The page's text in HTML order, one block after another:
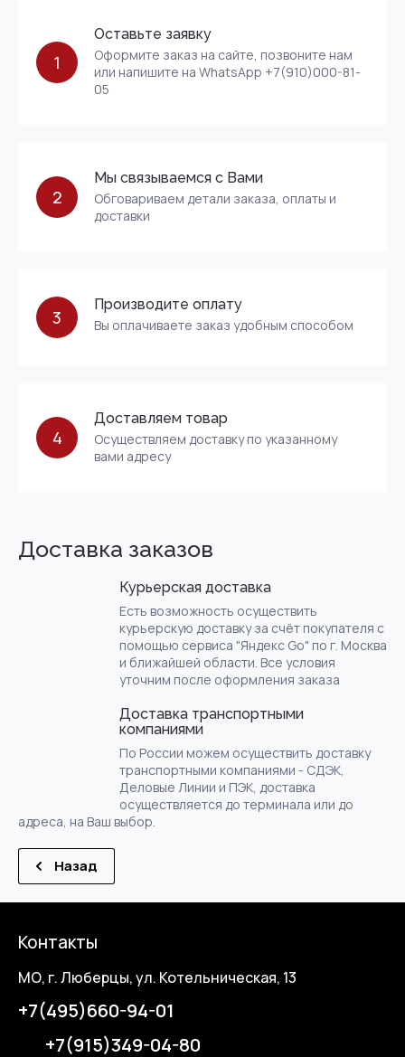
1
Оставьте заявку
Оформите заказ на сайте, позвоните нам
или напишите на WhatsApp +7(910)000-81-
05
2
Мы связываемся с Вами
Обговариваем детали заказа, оплаты и
доставки
3
Производите оплату
Вы оплачиваете заказ удобным способом
4
Доставляем товар
Осуществляем доставку по указанному
вами адресу
Доставка заказов
Курьерская доставка
Есть возможность осуществить
курьерскую доставку за счёт покупателя с
помощью сервиса "Яндекс Go" по г. Москва
и ближайшей области. Все условия
уточним после оформления заказа
Доставка транспортными
компаниями
По России можем осуществить доставку
транспортными компаниями - СДЭК,
Деловые Линии и ПЭК, доставка
осуществляется до терминала или до
адреса, на Ваш выбор.
Назад
Контакты
МО, г. Люберцы, ул. Котельническая, 13
+7(495)660-94-01
+7(915)349-04-80